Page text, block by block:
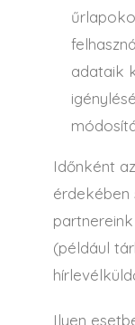
adataik
Időnként
érdekében
(például
Ilyen